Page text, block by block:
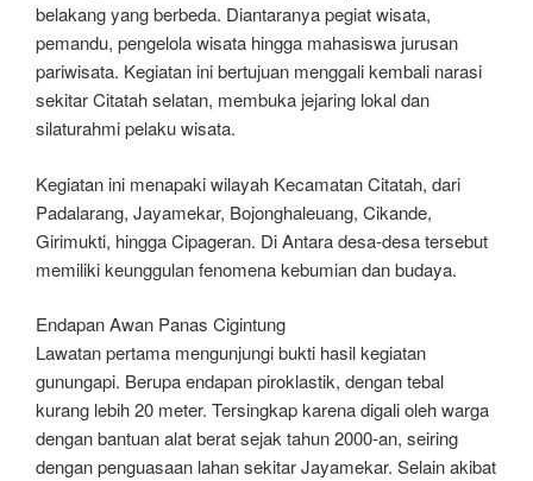
belakang yang berbeda. Diantaranya pegiat wisata,
pemandu, pengelola wisata hingga mahasiswa jurusan
pariwisata. Kegiatan ini bertujuan menggali kembali narasi
sekitar Citatah selatan, membuka jejaring lokal dan
silaturahmi pelaku wisata.
Kegiatan ini menapaki wilayah Kecamatan Citatah, dari
Padalarang, Jayamekar, Bojonghaleuang, Cikande,
Girimukti, hingga Cipageran. Di Antara desa-desa tersebut
memiliki keunggulan fenomena kebumian dan budaya.
Endapan Awan Panas Cigintung
Lawatan pertama mengunjungi bukti hasil kegiatan
gunungapi. Berupa endapan piroklastik, dengan tebal
kurang lebih 20 meter. Tersingkap karena digali oleh warga
dengan bantuan alat berat sejak tahun 2000-an, seiring
dengan penguasaan lahan sekitar Jayamekar. Selain akibat